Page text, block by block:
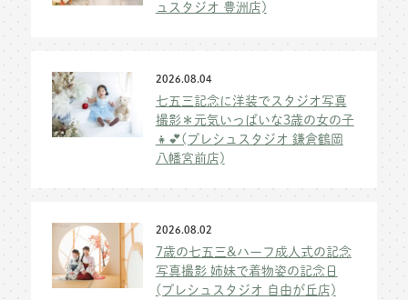
ュスタジオ 豊洲店)
2026.08.04
七五三記念に洋装でスタジオ写真
撮影＊元気いっぱいな3歳の女の子
👧💕(プレシュスタジオ 鎌倉鶴岡
八幡宮前店)
2026.08.02
7歳の七五三&ハーフ成人式の記念
写真撮影 姉妹で着物姿の記念日
(プレシュスタジオ 自由が丘店)